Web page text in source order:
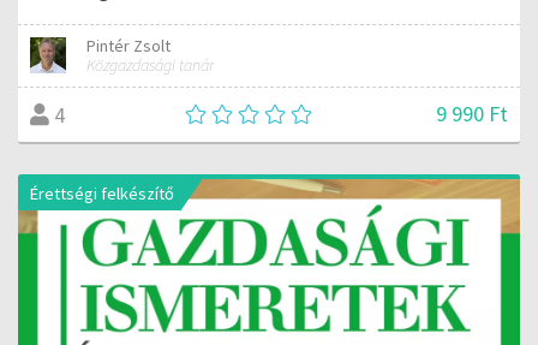
Pintér Zsolt
Közgazdasági tanár
4 9 990 Ft
Érettségi felkészítő